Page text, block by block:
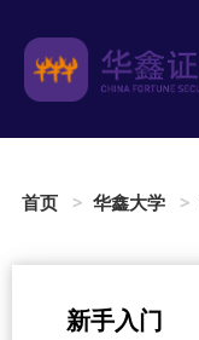
首页 华鑫大学
新手入门